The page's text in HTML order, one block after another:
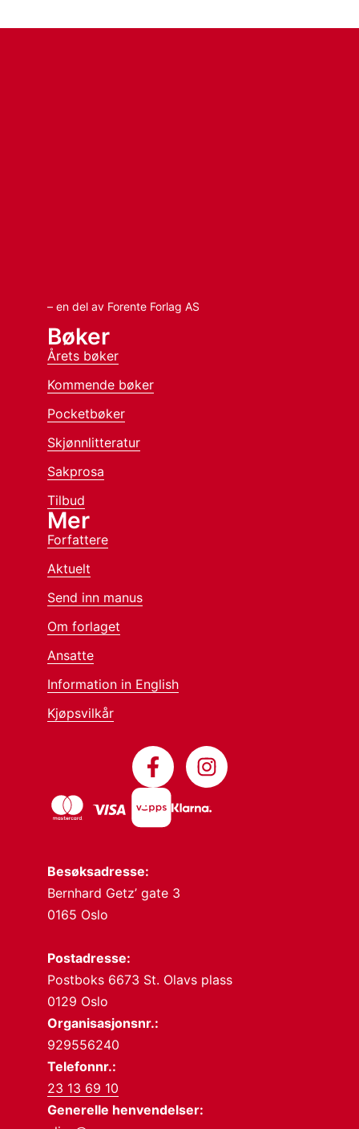
– en del av Forente Forlag AS
Besøksadresse:
Bernhard Getz’ gate 3
0165 Oslo
Postadresse:
Postboks 6673 St. Olavs plass
0129 Oslo
Organisasjonsnr.:
929556240
Telefonnr.:
23 13 69 10
Generelle henvendelser:
Bøker
Årets bøker
Kommende bøker
Pocketbøker
Skjønnlitteratur
Sakprosa
Tilbud
Mer
Forfattere
Aktuelt
Send inn manus
Om forlaget
Ansatte
Information in English
Kjøpsvilkår